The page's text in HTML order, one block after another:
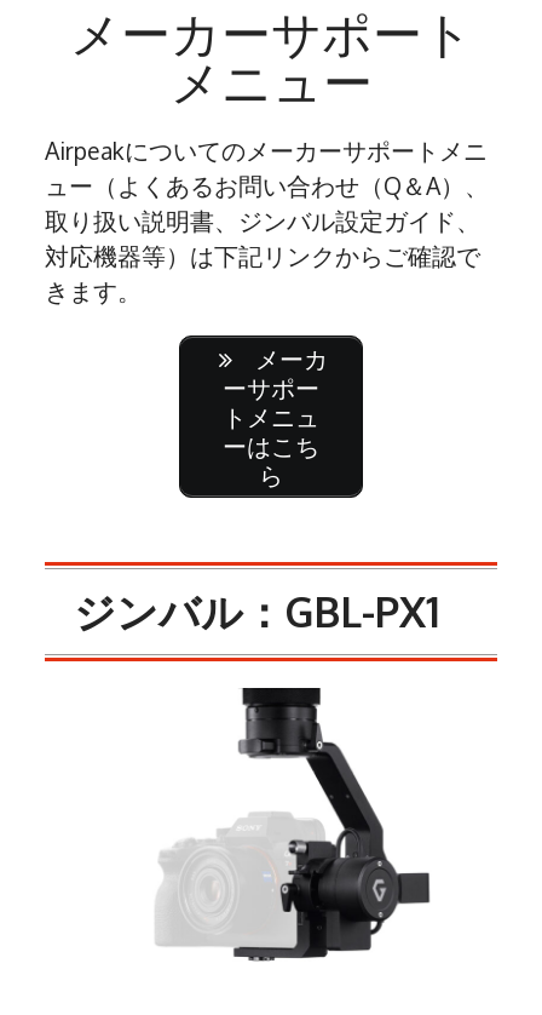
メーカーサポート
メニュー
Airpeakについてのメーカーサポートメニ
ュー（よくあるお問い合わせ（Q＆A）、
取り扱い説明書、ジンバル設定ガイド、
対応機器等）は下記リンクからご確認で
きます。
メーカ
ーサポー
トメニュ
ーはこち
ら
ジンバル：GBL-PX1